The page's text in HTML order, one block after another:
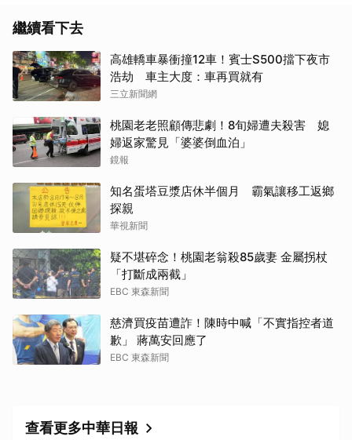
繼續看下去
高雄轎車暴衝撞12車！賓士S500擋下夜市
浩劫 車主大度：車再買就有
三立新聞網
桃園老老照顧傳悲劇！8旬婦遭夫殺害 媳
婦返家驚見「婆婆倒血泊」
鏡報
知名蛋塔豆漿店休半個月 霸氣讓移工返鄉
探親
華視新聞
疑不堪碎念！桃園老翁殺85歲妻 金屬拐杖
「打斷成兩截」
EBC 東森新聞
慈濟買疫苗遭詐！陳時中喊「不實指控者道
歉」 蔣萬安回應了
EBC 東森新聞
查看更多中華日報